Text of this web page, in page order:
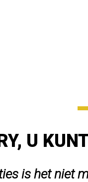
U
is het niet